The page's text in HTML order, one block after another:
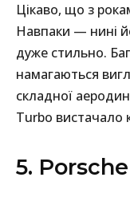
Цікаво, що з
Навпаки — нині
дуже стильно.
намагаються
складної
Turbo вистачало
5.